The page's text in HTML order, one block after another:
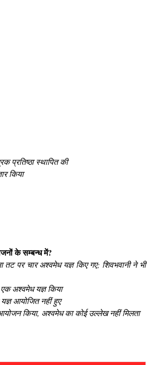
प्रतिष्ठा स्थापित की
किया
के सम्बन्ध में?
तट पर चार अश्वमेध यज्ञ किए गए; शिवभवानी ने भी
एक अश्वमेध यज्ञ किया
आयोजित नहीं हुए
आयोजन किया, अश्वमेध का कोई उल्लेख नहीं मिलता